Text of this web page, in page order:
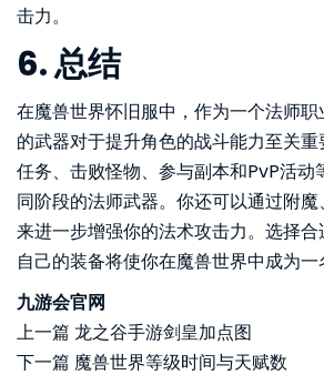
击力。
6. 总结
在魔兽世界怀旧服中，作为一个法师
的武器对于提升角色的战斗能力至关
任务、击败怪物、参与副本和PvP活动
同阶段的法师武器。你还可以通过附
来进一步增强你的法术攻击力。选择
自己的装备将使你在魔兽世界中成为一
九游会官网
上一篇 龙之谷手游剑皇加点图
下一篇 魔兽世界等级时间与天赋数